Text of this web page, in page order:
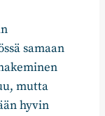
samaan
mutta
hyvin